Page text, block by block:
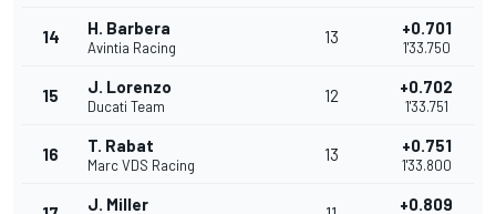
14 H. Barbera
Avintia Racing
13 +0.701
1'33.750
15 J. Lorenzo
Ducati Team
12 +0.702
1'33.751
16 T. Rabat
Marc VDS Racing
13 +0.751
1'33.800
J. Miller +0.809